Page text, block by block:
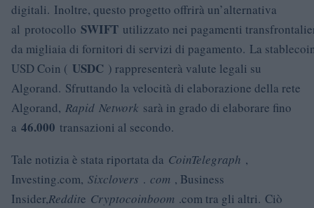
digitali. Inoltre, questo progetto offrirà un’alternativa
al protocollo SWIFT utilizzato nei pagamenti
da migliaia di fornitori di servizi di pagamento. La
USD Coin ( USDC ) rappresenterà valute legali su
Algorand. Sfruttando la velocità di elaborazione della rete
Algorand, Rapid Network sarà in grado di elaborare fino
a 46.000 transazioni al secondo.
Tale notizia è stata riportata da CoinTelegraph ,
Investing.com, Sixclovers . com , Business
Insider,Reddite Cryptocoinboom .com tra gli altri. Ciò